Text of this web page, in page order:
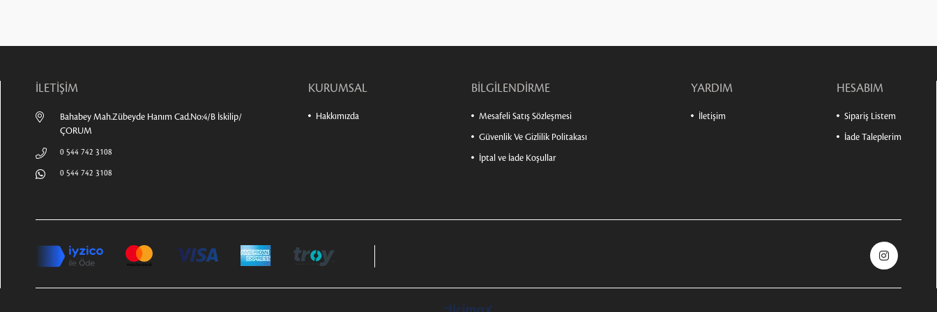
İLETİŞİM
Bahabey Mah.Zübeyde Hanım Cad.No:4/B İskilip/
ÇORUM
0 544 742 3108
0 544 742 3108
KURUMSAL
Hakkımızda
BİLGİLENDİRME
Mesafeli Satış Sözleşmesi
Güvenlik Ve Gizlilik Politakası
İptal ve İade Koşullar
YARDIM
İletişim
HESABIM
Sipariş Listem
İade Taleplerim